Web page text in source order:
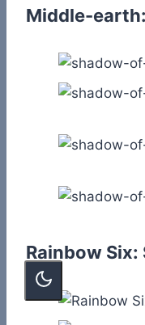
Middle-
Rainbow Six: